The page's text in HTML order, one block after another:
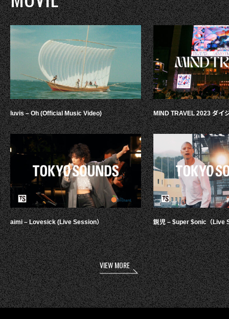
luvis – Oh (Official Music Video)
aimi – Lovesick (Live Session）
MIND TRAVEL 2023 ダイ
鋭児 – $uper $onic（Live
VIEW MORE